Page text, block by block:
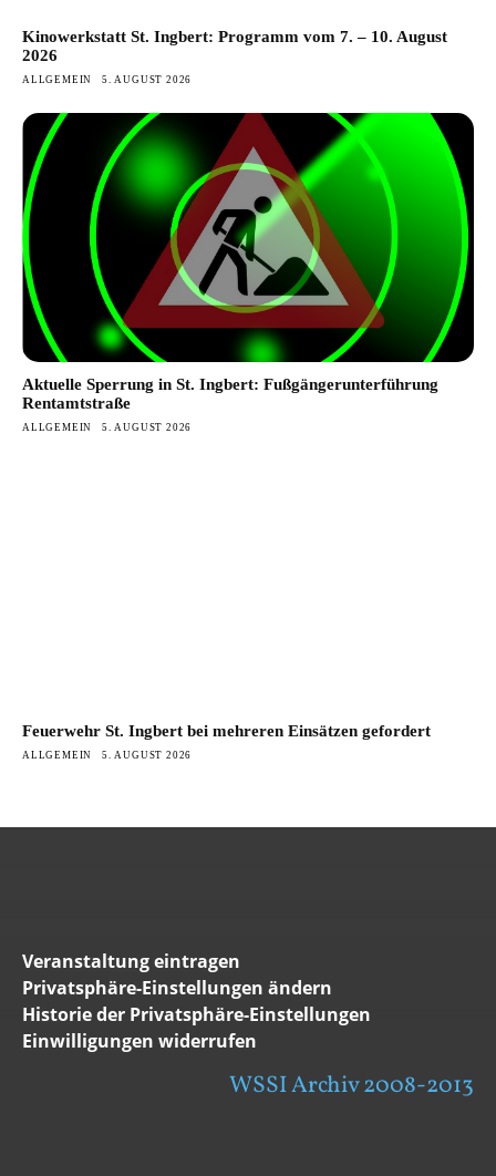
Kinowerkstatt St. Ingbert: Programm vom 7. – 10. August
2026
ALLGEMEIN 5. AUGUST 2026
Aktuelle Sperrung in St. Ingbert: Fußgängerunterführung
Rentamtstraße
ALLGEMEIN 5. AUGUST 2026
Feuerwehr St. Ingbert bei mehreren Einsätzen gefordert
ALLGEMEIN 5. AUGUST 2026
Veranstaltung eintragen
Privatsphäre-Einstellungen ändern
Historie der Privatsphäre-Einstellungen
Einwilligungen widerrufen
WSSI Archiv 2008-2013